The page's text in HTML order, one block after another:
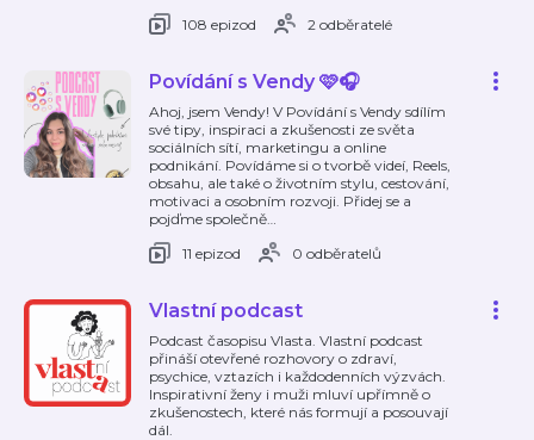
108 epizod
2 odběratelé
Povídání s Vendy 🩷🎧
Ahoj, jsem Vendy! V Povídání s Vendy sdílím
své tipy, inspiraci a zkušenosti ze světa
sociálních sítí, marketingu a online
podnikání. Povídáme si o tvorbě videí, Reels,
obsahu, ale také o životním stylu, cestování,
motivaci a osobním rozvoji. Přidej se a
pojďme společně…
11 epizod
0 odběratelů
Vlastní podcast
Podcast časopisu Vlasta. Vlastní podcast
přináší otevřené rozhovory o zdraví,
psychice, vztazích i každodenních výzvách.
Inspirativní ženy i muži mluví upřímně o
zkušenostech, které nás formují a posouvají
dál.